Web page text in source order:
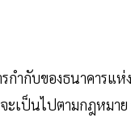
กำกับของธนาคารแ
เป็นไปตามกฎหมาย